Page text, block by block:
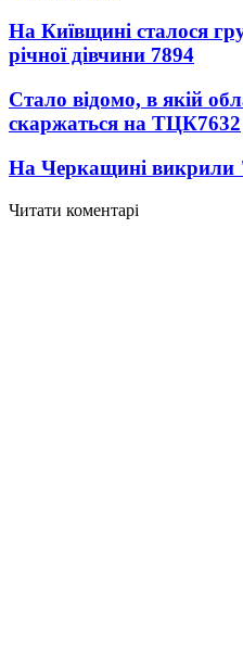
На Київщині сталося
річної дівчини 7894
Стало відомо, в якій
скаржаться на ТЦК7632
На Черкащині
Читати коментарі